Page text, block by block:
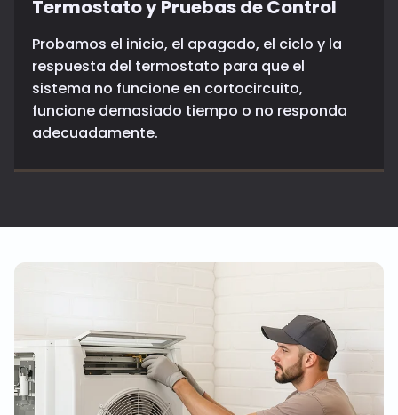
Termostato y Pruebas de Control
Probamos el inicio, el apagado, el ciclo y la
respuesta del termostato para que el
sistema no funcione en cortocircuito,
funcione demasiado tiempo o no responda
adecuadamente.